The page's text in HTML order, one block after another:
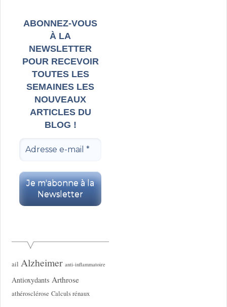
ABONNEZ-VOUS
À LA
NEWSLETTER
POUR RECEVOIR
TOUTES LES
SEMAINES LES
NOUVEAUX
ARTICLES DU
BLOG !
ail Alzheimer anti-inflammatoire
Antioxydants Arthrose
athérosclérose Calculs rénaux